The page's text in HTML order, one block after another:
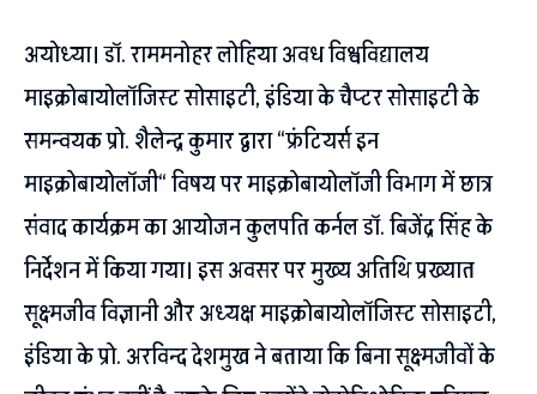
अयोध्या। डॉ. राममनोहर लोहिया अवध विश्वविद्यालय
माइक्रोबायोलॉजिस्ट सोसाइटी, इंडिया के चैप्टर सोसाइटी के
समन्वयक प्रो. शैलेन्द्र कुमार द्वारा “फ्रंटियर्स इन
माइक्रोबायोलॉजी“ विषय पर माइक्रोबायोलॉजी विभाग में छात्र
संवाद कार्यक्रम का आयोजन कुलपति कर्नल डॉ. बिजेंद्र सिंह के
निर्देशन में किया गया। इस अवसर पर मुख्य अतिथि प्रख्यात
सूक्ष्मजीव विज्ञानी और अध्यक्ष माइक्रोबायोलॉजिस्ट सोसाइटी,
इंडिया के प्रो. अरविन्द देशमुख ने बताया कि बिना सूक्ष्मजीवों के